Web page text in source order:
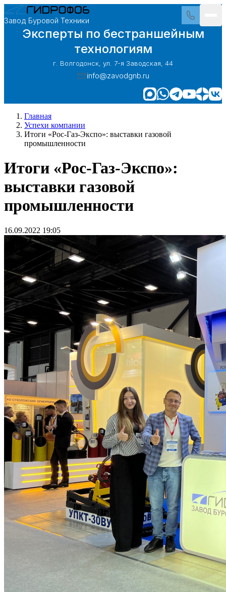
Завод Буровой Техники
Эксперты по бестраншейным
технологиям
г. Волгодонск, ул. 7-я Заводская, 44
info@zavodgnb.ru
Главная
Успехи компании
Итоги «Рос-Газ-Экспо»: выставки газовой
промышленности
Итоги «Рос-Газ-Экспо»:
выставки газовой
промышленности
16.09.2022 19:05